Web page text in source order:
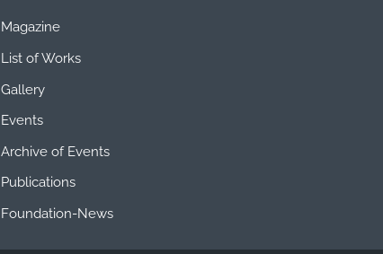
Magazine
List of Works
Gallery
Events
Archive of Events
Publications
Foundation-News